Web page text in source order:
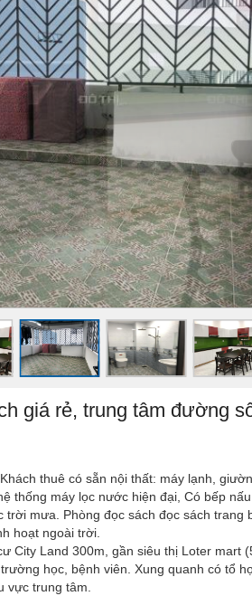
giá rẻ, trung tâm đường
thuê có sẵn nội thất: máy lạnh,
thống máy lọc nước hiện đại, Có bếp
mưa. Phòng đọc sách đọc sách
hoạt ngoài trời.
City Land 300m, gần siêu thị Loter mart
học, bệnh viên. Xung quanh có tổ
vực trung tâm.